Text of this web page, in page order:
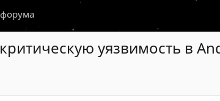
уязвимость в